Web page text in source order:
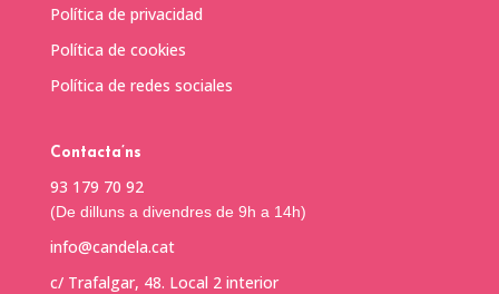
Política de privacidad
Política de cookies
Política de redes sociales
Contacta’ns
93 179 70 92
(De dilluns a divendres de 9h a 14h)
info@candela.cat
c/ Trafalgar, 48. Local 2 interior